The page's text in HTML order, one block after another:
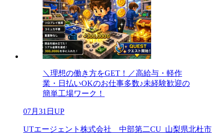
＼理想の働き方をGET！／高給与・軽作
業・日払いOKのお仕事多数♪未経験歓迎の
簡単工場ワーク！
07月31日UP
UTエージェント株式会社 中部第二CU_山梨県北杜市